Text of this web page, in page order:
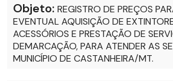
Objeto: REGISTRO DE PREÇOS
EVENTUAL AQUISIÇÃO DE
ACESSÓRIOS E PRESTAÇÃO DE
DEMARCAÇÃO, PARA ATENDER AS
MUNICÍPIO DE CASTANHEIRA/MT.